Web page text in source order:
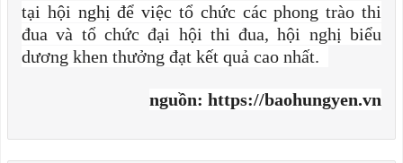
tại hội nghị để việc tổ chức các phong trào thi
đua và tổ chức đại hội thi đua, hội nghị biểu
dương khen thưởng đạt kết quả cao nhất.
nguồn: https://baohungyen.vn